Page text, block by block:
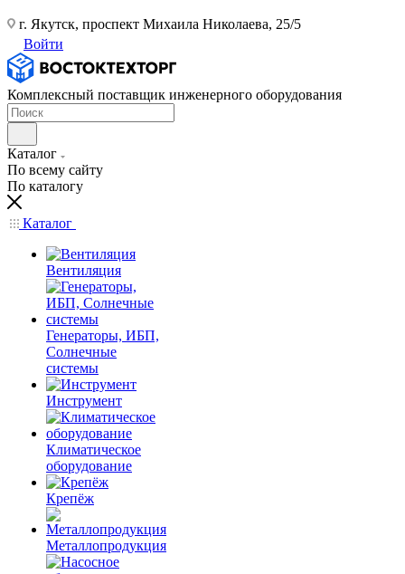
г. Якутск, проспект Михаила Николаева, 25/5
Войти
Комплексный поставщик инженерного оборудования
Каталог
По всему сайту
По каталогу
Каталог
Вентиляция
Генераторы, ИБП,
Солнечные
системы
Инструмент
Климатическое
оборудование
Крепёж
Металлопродукция